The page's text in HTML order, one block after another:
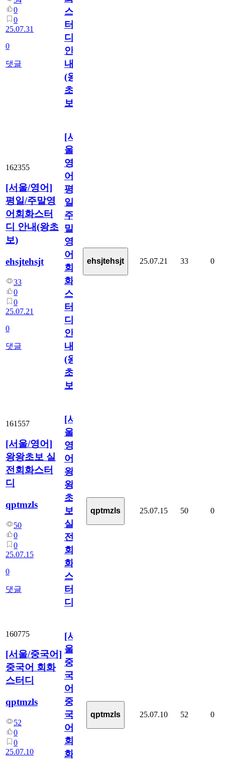
0
0
25.07.31
0
댓글
스
터
디
안
내
(왕
초
보)
162355
[서울/영어]
평일/주말영
어회화스터
디 안내(왕초
보)
ehsjtehsjt
33
0
0
25.07.21
0
댓글
[서
울/
영
어]
평
일/
주
말
영
어
회
화
스
터
디
안
내
(왕
초
보)
ehsjtehsjt 25.07.21 33 0
161557
[서울/영어]
왕왕초보 실
전회화스터
디
qptmzls
50
0
0
25.07.15
0
댓글
[서
울/
영
어]
왕
왕
초
보
실
전
회
화
스
터
디
qptmzls 25.07.15 50 0
160775
[서울/중국어]
중국어 회화
스터디
qptmzls
52
0
0
25.07.10
[서
울/
중
국
어]
중
국
어
회
화
qptmzls 25.07.10 52 0